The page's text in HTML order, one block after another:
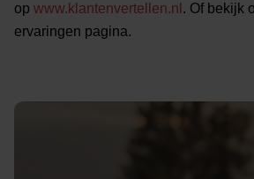
op www.klantenvertellen.nl . Of bekijk
ervaringen pagina.